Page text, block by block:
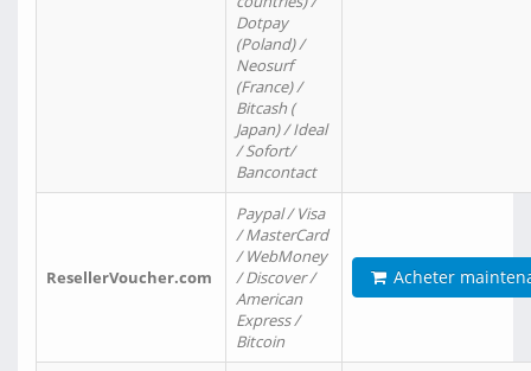
Dotpay
(Poland) /
Neosurf
(France) /
Bitcash (
Japan) / Ideal
/ Sofort/
Bancontact
ResellerVoucher.com
Paypal / Visa
/ MasterCard
/ WebMoney
/ Discover /
American
Express /
Bitcoin
Acheter